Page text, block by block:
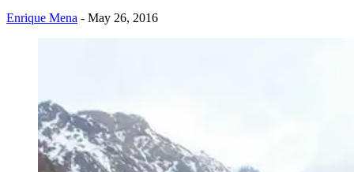
Enrique Mena - May 26, 2016